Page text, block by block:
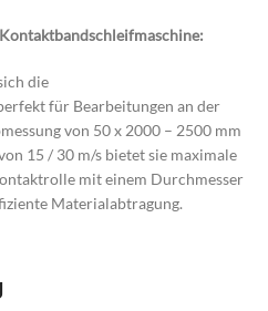
die
für Bearbeitungen an der
von 50 x 2000 – 2500 mm
15 / 30 m/s bietet sie maximale
mit einem Durchmesser
Materialabtragung.